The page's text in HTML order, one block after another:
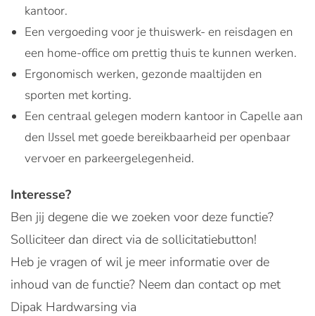
kantoor.
Een vergoeding voor je thuiswerk- en reisdagen en
een home-office om prettig thuis te kunnen werken.
Ergonomisch werken, gezonde maaltijden en
sporten met korting.
Een centraal gelegen modern kantoor in Capelle aan
den IJssel met goede bereikbaarheid per openbaar
vervoer en parkeergelegenheid.
Interesse?
Ben jij degene die we zoeken voor deze functie?
Solliciteer dan direct via de sollicitatiebutton!
Heb je vragen of wil je meer informatie over de
inhoud van de functie? Neem dan contact op met
Dipak Hardwarsing via